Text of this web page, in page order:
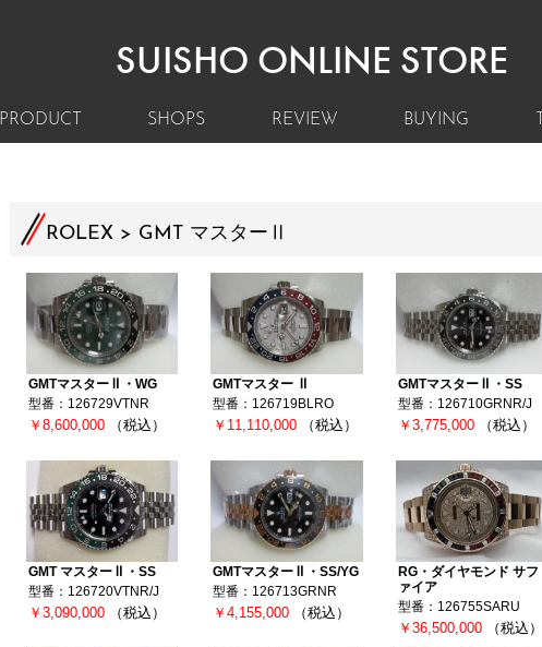
SUISHO ONLINE STORE
PRODUCT SHOPS REVIEW BUYING
ROLEX > GMT マスターⅡ
GMTマスターⅡ・WG
型番：126729VTNR
￥8,600,000 （税込）
GMTマスター Ⅱ
型番：126719BLRO
￥11,110,000 （税込）
GMTマスターⅡ・SS
型番：126710GRNR/J
￥3,775,000 （税込）
GMT マスターⅡ・SS
型番：126720VTNR/J
￥3,090,000 （税込）
GMTマスターⅡ・SS/YG
型番：126713GRNR
￥4,155,000 （税込）
RG・ダイヤモンド サフ
ァイア
型番：126755SARU
￥36,500,000 （税込）